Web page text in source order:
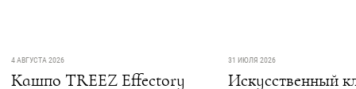
4 АВГУСТА 2026
Кашпо TREEZ Effectory
31 ИЮЛЯ 2026
Искусственный